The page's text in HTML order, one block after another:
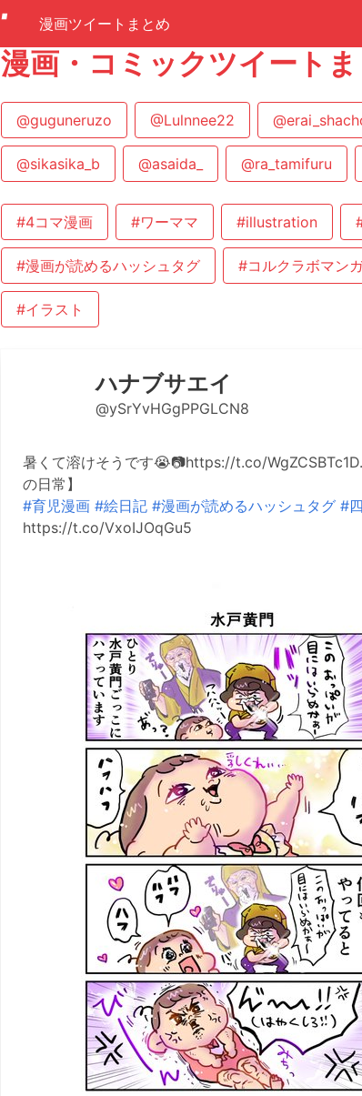
漫画ツイートまとめ
漫画・コミックツイート
@guguneruzo @Lulnnee22
@sikasika_b @asaida_ @ra_tamifuru
#4コマ漫画 #ワーママ #illustration
#漫画が読めるハッシュタグ #コルクラボマン
#イラスト
ハナブサエイ
@ySrYvHGgPPGLCN8
暑くて溶けそうです😭📷https://t.co/
の日常】
#育児漫画 #絵日記 #漫画が読めるハッシュタグ #
https://t.co/VxoIJOqGu5